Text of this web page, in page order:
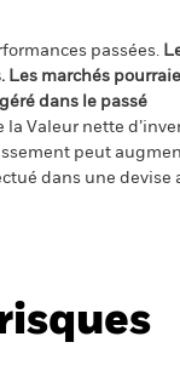
passées.
marchés
dans le passé
Valeur nette
peut
dans une